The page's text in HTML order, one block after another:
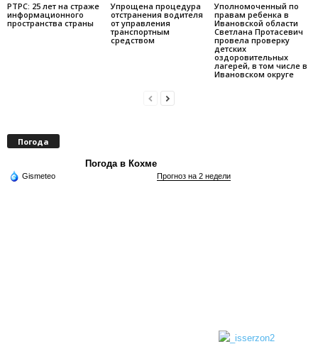
РТРС: 25 лет на страже
информационного
пространства страны
Упрощена процедура
отстранения водителя
от управления
транспортным
средством
Уполномоченный по
правам ребенка в
Ивановской области
Светлана Протасевич
провела проверку
детских
оздоровительных
лагерей, в том числе в
Ивановском округе
Погода
Погода в Кохме
Gismeteo Прогноз на 2 недели